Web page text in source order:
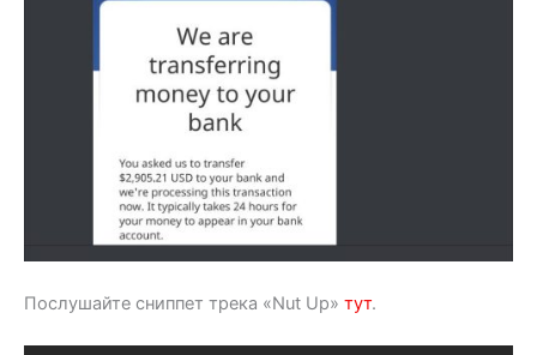
Послушайте сниппет трека «Nut Up» тут.